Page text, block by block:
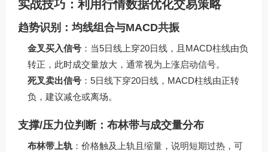
实战技巧：利用行情数据优化交易策略
趋势识别：均线组合与MACD共振
金叉买入信号 ：当5日线上穿20日线，且MACD柱线由负
转正，此时成交量放大，通常视为上涨启动信号。
死叉卖出信号 ：5日线下穿20日线，MACD柱线由正转
负，建议减仓或离场。
支撑/压力位判断：布林带与成交量分布
布林带上轨：价格触及上轨且缩量，说明短期过热，可